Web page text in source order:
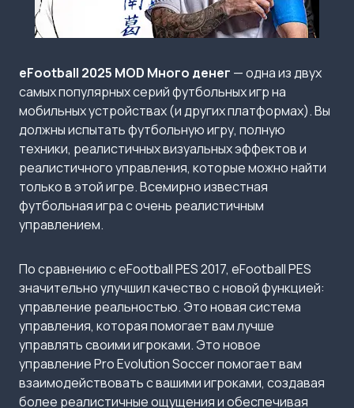
eFootball 2025 MOD Много денег — одна из двух
самых популярных серий футбольных игр на
мобильных устройствах (и других платформах). Вы
должны испытать футбольную игру, полную
техники, реалистичных визуальных эффектов и
реалистичного управления, которые можно найти
только в этой игре. Всемирно известная
футбольная игра с очень реалистичным
управлением.
По сравнению с eFootball PES 2017, eFootball PES
значительно улучшил качество с новой функцией:
управление реальностью. Это новая система
управления, которая помогает вам лучше
управлять своими игроками. Это новое
управление Pro Evolution Soccer помогает вам
взаимодействовать с вашими игроками, создавая
более реалистичные ощущения и обеспечивая